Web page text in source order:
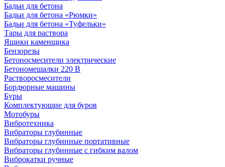
Бадьи для бетона
Бадьи для бетона «Рюмки»
Бадьи для бетона «Туфельки»
Тары для раствора
Ящики каменщика
Бензорезы
Бетоносмесители электрические
Бетономешалки 220 В
Растворосмесители
Бордюрные машины
Буры
Комплектующие для буров
Мотобуры
Вибротехника
Вибраторы глубинные
Вибраторы глубинные портативные
Вибраторы глубинные с гибким валом
Виброкатки ручные